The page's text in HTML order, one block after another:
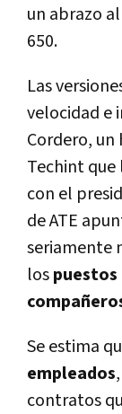
un abrazo
650.
Las
velocidad e
Cordero,
Techint que
con el
de ATE
seriamente
lospuestos
Se estima
empleados
contratos